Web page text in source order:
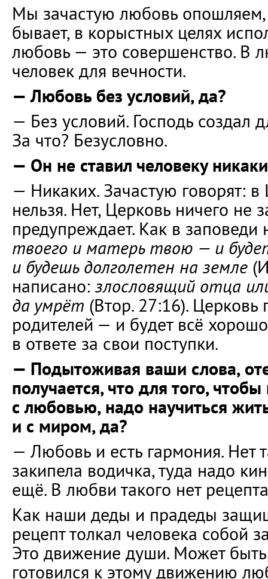
Мы зачастую любовь
бывает, в корыстных целях
любовь — это совершенство. В
человек для вечности.
— Любовь без условий, да?
— Без условий. Господь создал
За что? Безусловно.
— Он не ставил человеку
— Никаких. Зачастую говорят: в
нельзя. Нет, Церковь ничего не
предупреждает. Как в
твоего и матерь твою — и
и будешь долголетен на земле
написано: злословящий отца
да умрёт (Втор. 27:16).
родителей — и будет всё
в ответе за свои поступки.
— Подытоживая ваши слова,
получается, что для того,
с любовью, надо научиться
и с миром, да?
— Любовь и есть гармония. Нет
закипела водичка, туда надо
ещё. В любви такого нет
Как наши деды и прадеды
рецепт толкал человека собой
Это движение души. Может
готовился к этому движению